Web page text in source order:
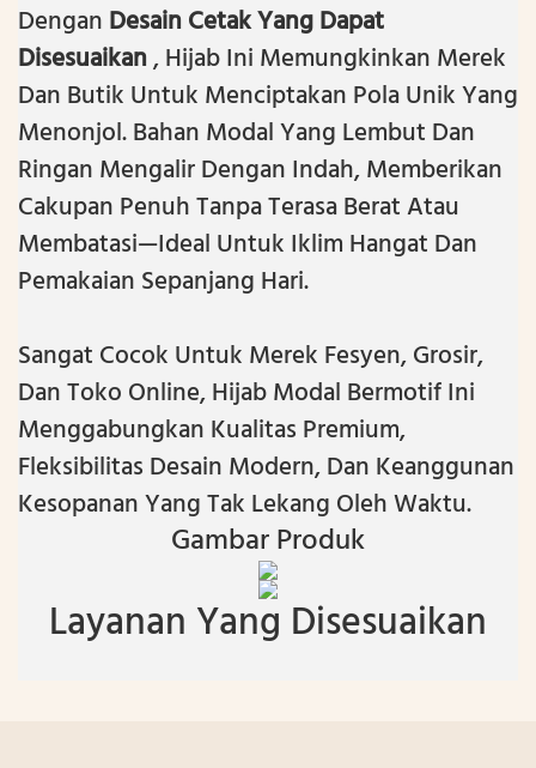
Dengan Desain Cetak Yang Dapat
Disesuaikan, Hijab Ini Memungkinkan Merek
Dan Butik Untuk Menciptakan Pola Unik Yang
Menonjol. Bahan Modal Yang Lembut Dan
Ringan Mengalir Dengan Indah, Memberikan
Cakupan Penuh Tanpa Terasa Berat Atau
Membatasi—Ideal Untuk Iklim Hangat Dan
Pemakaian Sepanjang Hari.
Sangat Cocok Untuk Merek Fesyen, Grosir,
Dan Toko Online, Hijab Modal Bermotif Ini
Menggabungkan Kualitas Premium,
Fleksibilitas Desain Modern, Dan Keanggunan
Kesopanan Yang Tak Lekang Oleh Waktu.
Gambar Produk
Layanan Yang Disesuaikan